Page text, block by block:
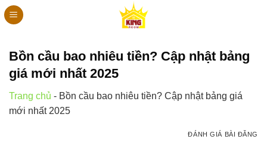
Bỏ
qua
dungBồn cầu bao nhiêu tiền? Cập nhật bảng
giá mới nhất 2025
Trang chủ - Bồn cầu bao nhiêu tiền? Cập nhật bảng giá
mới nhất 2025
ĐÁNH GIÁ BÀI ĐĂNG